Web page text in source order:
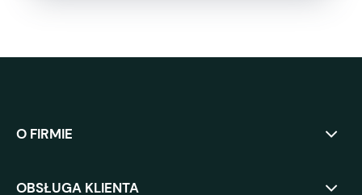
O FIRMIE
OBSŁUGA KLIENTA